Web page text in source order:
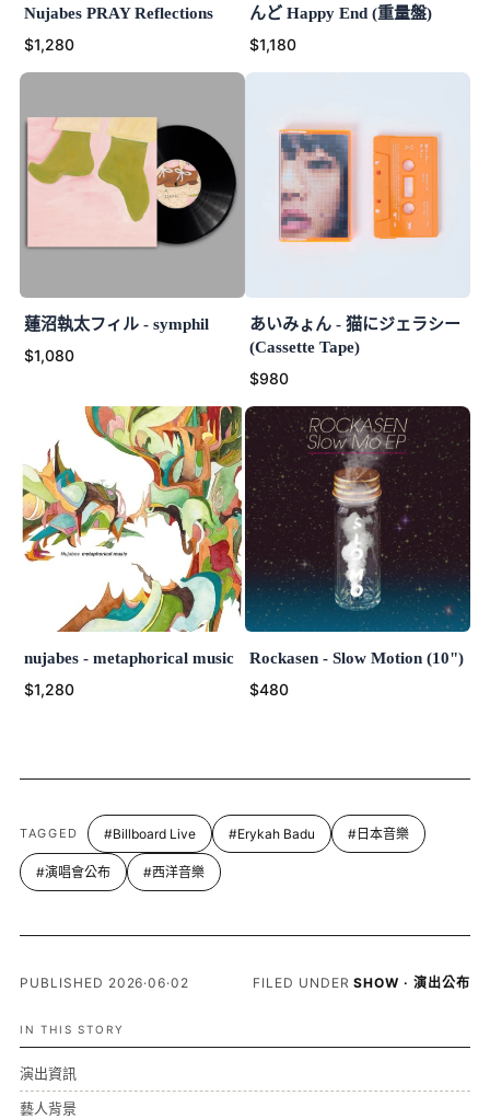
Nujabes PRAY Reflections
$1,280
んど Happy End (重量盤)
$1,180
蓮沼執太フィル - symphil
$1,080
あいみょん - 猫にジェラシー
(Cassette Tape)
$980
nujabes - metaphorical music
$1,280
Rockasen - Slow Motion (10")
$480
TAGGED #Billboard Live #Erykah Badu #日本音樂
#演唱會公布 #西洋音樂
PUBLISHED 2026·06·02 FILED UNDERSHOW · 演出公布
IN THIS STORY
演出資訊
藝人背景